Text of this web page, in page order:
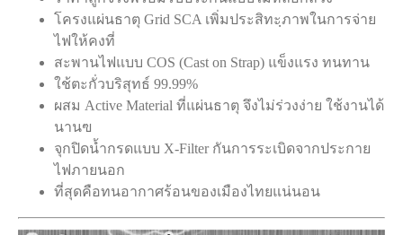
โครงแผ่นธาตุ Grid SCA เพิ่มประสิทะฺภาพในการจ่าย
ไฟให้คงที่
สะพานไฟแบบ COS (Cast on Strap) แข็งแรง ทนทาน
ใช้ตะกั่วบริสุทธ์ 99.99%
ผสม Active Material ที่แผ่นธาตุ จึงไม่ร่วงง่าย ใช้งานได้
นานฃ
จุกปิดน้ำกรดแบบ X-Filter กันการระเบิดจากประกาย
ไฟภายนอก
ที่สุดคือทนอากาศร้อนของเมืองไทยแน่นอน